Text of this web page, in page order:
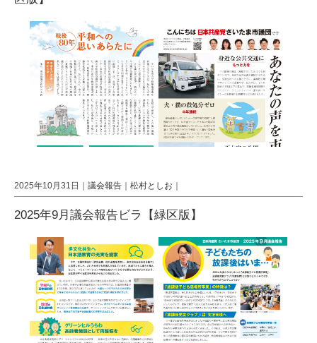
2025年10月31日｜ 議会報告 松村としお
2025年9月議会報告ビラ【緑区版】